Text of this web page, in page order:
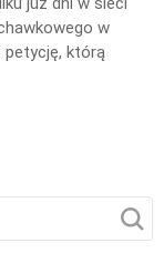
w
petycję, którą